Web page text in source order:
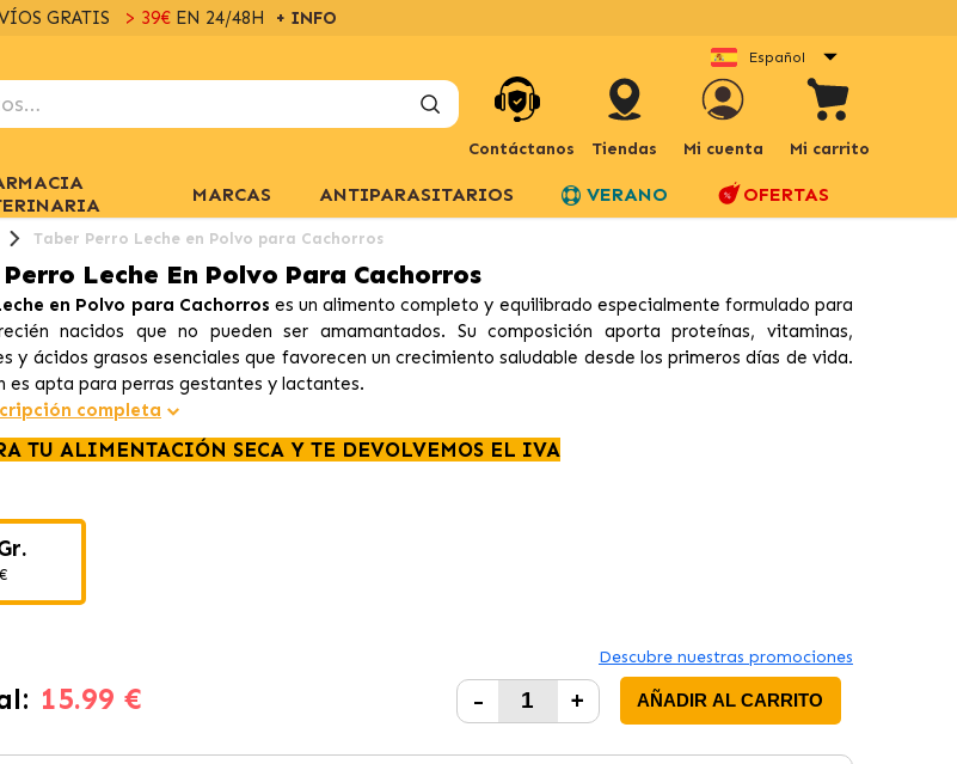
GRATIS > 39€EN 24/48H + INFO
Español
Contáctanos Tiendas Mi cuenta Mi carrito
MARCAS ANTIPARASITARIOS VERANO OFERTAS
Taber Perro Leche en Polvo para Cachorros
Leche En Polvo Para Cachorros
en Polvo para Cachorros es un alimento completo y equilibrado especialmente formulado para
nacidos que no pueden ser amamantados. Su composición aporta proteínas, vitaminas,
y ácidos grasos esenciales que favorecen un crecimiento saludable desde los primeros días de vida.
es apta para perras gestantes y lactantes.
completa
TU ALIMENTACIÓN SECA Y TE DEVOLVEMOS EL IVA
Descubre nuestras promociones
15.99 € - + AÑADIR AL CARRITO